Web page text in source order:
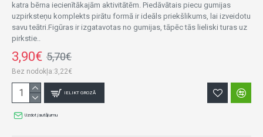
katra bērna iecienītākajām aktivitātēm. Piedāvātais piecu gumijas
uzpirksteņu komplekts pirātu formā ir ideāls priekšlikums, lai izveidotu
savu teātri.Figūras ir izgatavotas no gumijas, tāpēc tās lieliski turas uz
pirkstie..
3,90€ 5,70€
Bez nodokļa:3,22€
IELIKT GROZĀ
Uzdot jautājumu